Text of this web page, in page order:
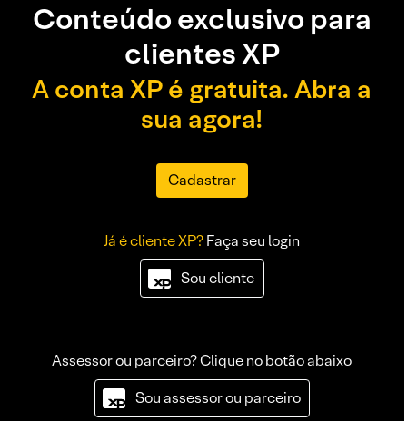
Conteúdo exclusivo para
clientes XP
A conta XP é gratuita. Abra a
sua agora!
Cadastrar
Já é cliente XP?Faça seu login
Sou cliente
Assessor ou parceiro? Clique no botão abaixo
Sou assessor ou parceiro